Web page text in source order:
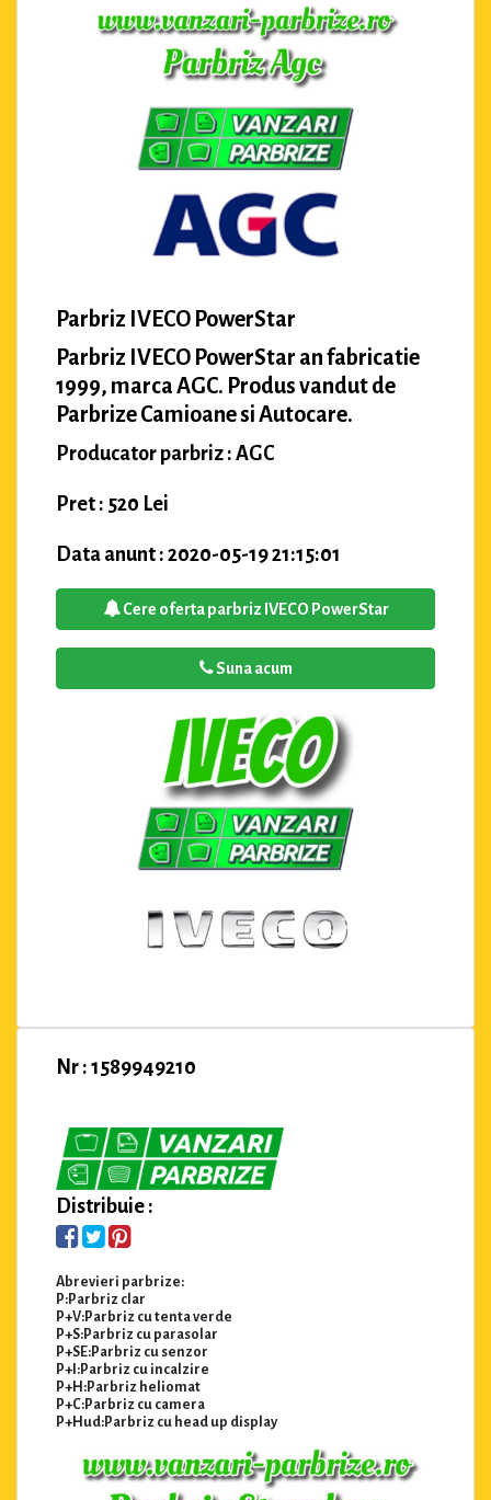
Parbriz IVECO PowerStar
Parbriz IVECO PowerStar an fabricatie
1999, marca AGC. Produs vandut de
Parbrize Camioane si Autocare.
Producator parbriz : AGC
Pret : 520 Lei
Data anunt : 2020-05-19 21:15:01
Cere oferta parbriz IVECO PowerStar
Suna acum
Nr : 1589949210
Distribuie :
Abrevieri parbrize:
P:Parbriz clar
P+V:Parbriz cu tenta verde
P+S:Parbriz cu parasolar
P+SE:Parbriz cu senzor
P+I:Parbriz cu incalzire
P+H:Parbriz heliomat
P+C:Parbriz cu camera
P+Hud:Parbriz cu head up display